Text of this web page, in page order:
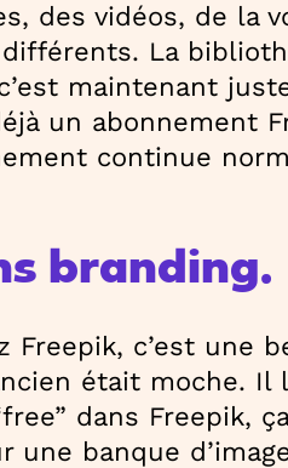
des vidéos, de la
La
maintenant
un abonnement
continue
branding.
Freepik, c’est une
était moche. Il
dans Freepik,
une banque